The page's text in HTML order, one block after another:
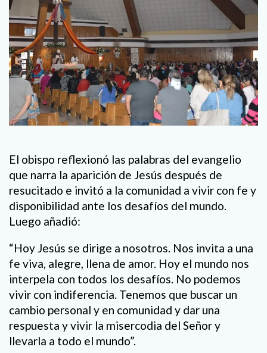
El obispo reflexionó las palabras del evangelio
que narra la aparición de Jesús después de
resucitado e invitó a la comunidad a vivir con fe y
disponibilidad ante los desafíos del mundo.
Luego añadió:
“Hoy Jesús se dirige a nosotros. Nos invita a una
fe viva, alegre, llena de amor. Hoy el mundo nos
interpela con todos los desafíos. No podemos
vivir con indiferencia. Tenemos que buscar un
cambio personal y en comunidad y dar una
respuesta y vivir la misercodia del Señor y
llevarla a todo el mundo”.